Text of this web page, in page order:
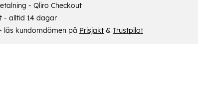
- Qliro Checkout
- alltid 14 dagar
läs kundomdömen på Prisjakt& Trustpilot